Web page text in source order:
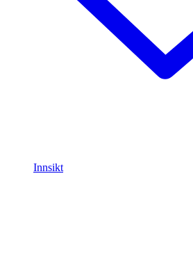
Innsikt